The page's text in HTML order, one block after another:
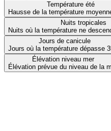
Température été
Hausse de la température
Nuits tropicales
Nuits où la température ne
Jours de canicule
Jours où la température dépasse
Élévation niveau mer
Élévation prévue du niveau de la